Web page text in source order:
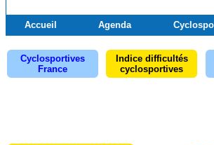
Accueil Agenda
Cyclosportives
France
Indice difficultés
cyclosportives